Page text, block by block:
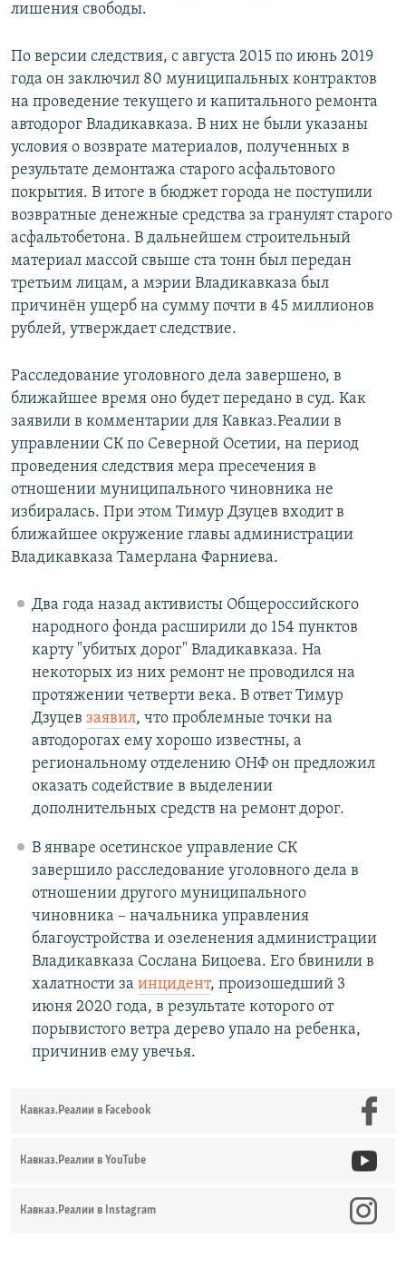
лишения свободы.
По версии следствия, с августа 2015 по июнь 2019
года он заключил 80 муниципальных контрактов
на проведение текущего и капитального ремонта
автодорог Владикавказа. В них не были указаны
условия о возврате материалов, полученных в
результате демонтажа старого асфальтового
покрытия. В итоге в бюджет города не поступили
возвратные денежные средства за гранулят старого
асфальтобетона. В дальнейшем строительный
материал массой свыше ста тонн был передан
третьим лицам, а мэрии Владикавказа был
причинён ущерб на сумму почти в 45 миллионов
рублей, утверждает следствие.
Расследование уголовного дела завершено, в
ближайшее время оно будет передано в суд. Как
заявили в комментарии для Кавказ.Реалии в
управлении СК по Северной Осетии, на период
проведения следствия мера пресечения в
отношении муниципального чиновника не
избиралась. При этом Тимур Дзуцев входит в
ближайшее окружение главы администрации
Владикавказа Тамерлана Фарниева.
Два года назад активисты Общероссийского
народного фонда расширили до 154 пунктов
карту "убитых дорог" Владикавказа. На
некоторых из них ремонт не проводился на
протяжении четверти века. В ответ Тимур
Дзуцев заявил, что проблемные точки на
автодорогах ему хорошо известны, а
региональному отделению ОНФ он предложил
оказать содействие в выделении
дополнительных средств на ремонт дорог.
В январе осетинское управление СК
завершило расследование уголовного дела в
отношении другого муниципального
чиновника – начальника управления
благоустройства и озеленения администрации
Владикавказа Сослана Бицоева. Его бвинили в
халатности за инцидент, произошедший 3
июня 2020 года, в результате которого от
порывистого ветра дерево упало на ребенка,
причинив ему увечья.
Кавказ.Реалии в Facebook
Кавказ.Реалии в YouTube
Кавказ.Реалии в Instagram